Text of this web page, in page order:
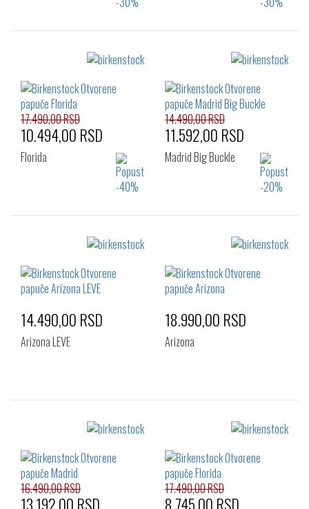
Izaberi željeni broj:
39
40 41
Izaberi željeni broj:
Izaberi željeni broj:
40
17.490,00 RSD
10.494,00 RSD
Florida
Izaberi željeni broj:
39
40 41
14.490,00 RSD
11.592,00 RSD
Madrid Big Buckle
Izaberi željeni broj:
39
14.490,00 RSD
Arizona LEVE
Izaberi željeni broj:
40
18.990,00 RSD
Arizona
16.490,00 RSD
13.192,00 RSD
17.490,00 RSD
8.745,00 RSD